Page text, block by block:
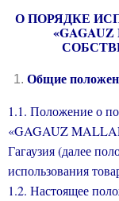
О ПОРЯДКЕ
«GAGAUZ
Общие
1.1. Положение о
«GAGAUZ
Гагаузия (далее
использования
1.2. Настоящее